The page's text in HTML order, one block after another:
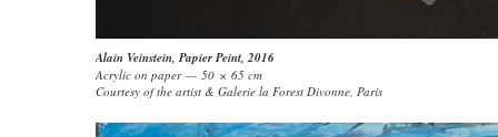
Alain Veinstein, Papier Peint, 2016
Acrylic on paper — 50 × 65 cm
Courtesy of the artist & Galerie la Forest Divonne, Paris